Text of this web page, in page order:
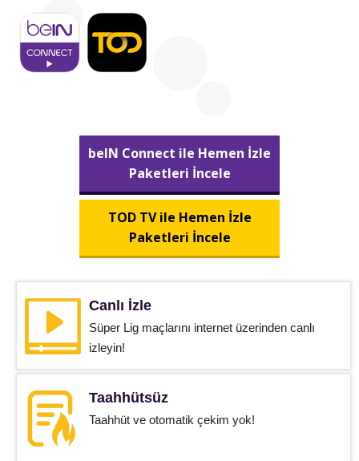
beIN Connect ile Hemen İzle
Paketleri İncele
TOD TV ile Hemen İzle
Paketleri İncele
Canlı İzle
Süper Lig maçlarını internet üzerinden canlı
izleyin!
Taahhütsüz
Taahhüt ve otomatik çekim yok!